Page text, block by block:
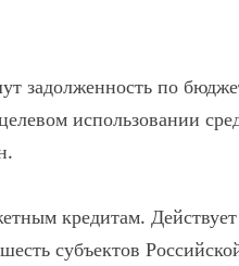
задолженность по
использовании
кредитам.
субъектов